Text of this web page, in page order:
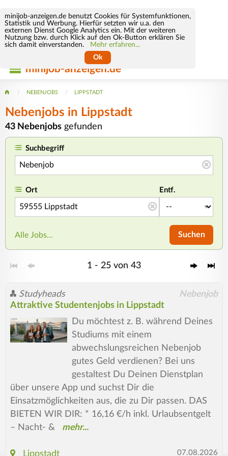
minijob-anzeigen.de benutzt Cookies für Systemfunktionen,
Statistik und Werbung. Hierfür setzten wir u.a. den
externen Dienst Google Analytics ein. Mit der weiteren
Nutzung bzw. durch Klick auf den Ok-Button erklären Sie
sich damit einverstanden.
Mehr erfahren...
Ok
minijob-anzeigen.de
NEBENJOBS LIPPSTADT
Nebenjobs in Lippstadt
43 Nebenjobs gefunden
Suchbegriff
Ort Entf.
Alle Jobs... Suchen
1 - 25 von 43
Studyheads Nebenjob
Attraktive Studentenjobs in Lippstadt
Du möchtest z. B. während Deines
Studiums mit einem
abwechslungsreichen Nebenjob
gutes Geld verdienen? Bei uns
gestaltest Du Deinen Dienstplan
über unsere App und suchst Dir die
Einsatzmöglichkeiten aus, die zu Dir passen. DAS
BIETEN WIR DIR: * 16,16 €/h inkl. Urlaubsentgelt
– Nacht- &
Lippstadt 07.08.2026